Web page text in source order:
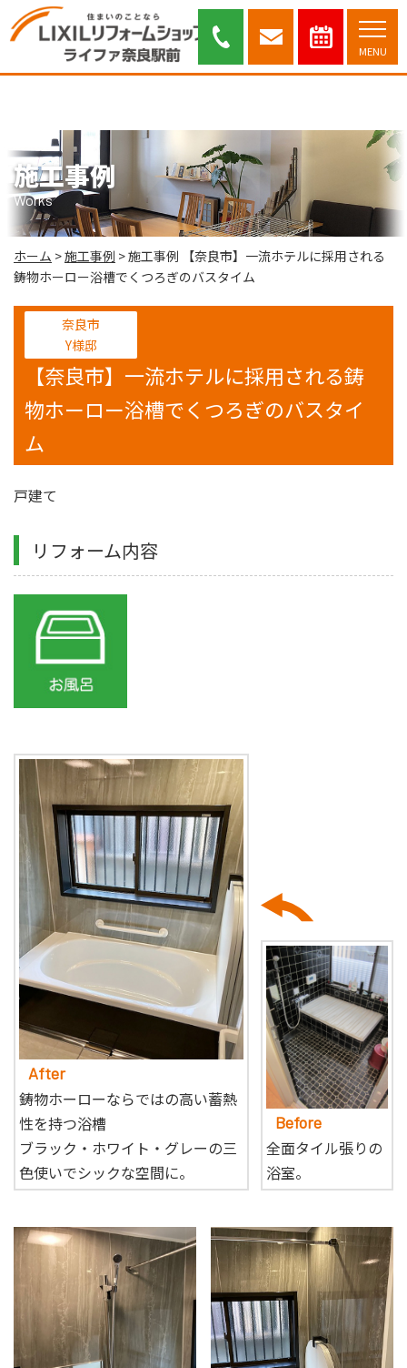
MENU
【奈良市】一流ホテルに採用される鋳物ホーロー浴槽でくつろぎのバスタイ
ム ｜奈良市・木津川市を中心に安心と信頼のリフォーム提案を行っておりま
す。
施工事例
Works
ホーム >施工事例 >施工事例 【奈良市】一流ホテルに採用される
鋳物ホーロー浴槽でくつろぎのバスタイム
奈良市
Y様邸
【奈良市】一流ホテルに採用される鋳
物ホーロー浴槽でくつろぎのバスタイ
ム
戸建て
リフォーム内容
After
鋳物ホーローならではの高い蓄熱
性を持つ浴槽
ブラック・ホワイト・グレーの三
色使いでシックな空間に。
Before
全面タイル張りの
浴室。